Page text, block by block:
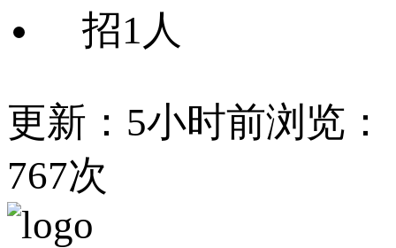
招1人
更新：5小时前浏览：
767次